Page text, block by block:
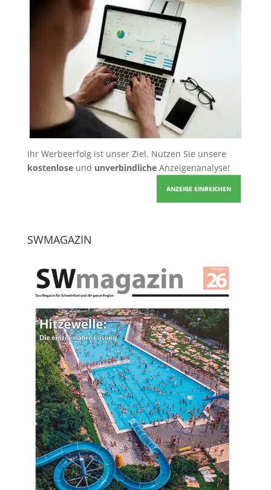
Ihr Werbeerfolg ist unser Ziel. Nutzen Sie unsere
kostenloseund unverbindlicheAnzeigenanalyse!
ANZEIGE EINREICHEN
SWMAGAZIN